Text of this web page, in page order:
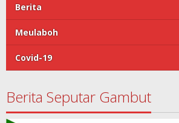
Berita
Meulaboh
Covid-19
Berita Seputar Gambut